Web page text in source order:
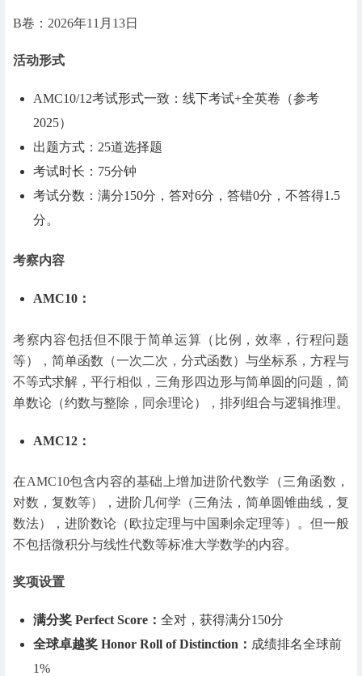
B卷：2026年11月13日
活动形式
AMC10/12考试形式一致：线下考试+全英卷（参考
2025）
出题方式：25道选择题
考试时长：75分钟
考试分数：满分150分，答对6分，答错0分，不答得1.5
分。
考察内容
AMC10：
考察内容包括但不限于简单运算（比例，效率，行程问题
等），简单函数（一次二次，分式函数）与坐标系，方程与
不等式求解，平行相似，三角形四边形与简单圆的问题，简
单数论（约数与整除，同余理论），排列组合与逻辑推理。
AMC12：
在AMC10包含内容的基础上增加进阶代数学（三角函数，
对数，复数等），进阶几何学（三角法，简单圆锥曲线，复
数法），进阶数论（欧拉定理与中国剩余定理等）。但一般
不包括微积分与线性代数等标准大学数学的内容。
奖项设置
满分奖 Perfect Score：全对，获得满分150分
全球卓越奖 Honor Roll of Distinction： 成绩排名全球前
1%